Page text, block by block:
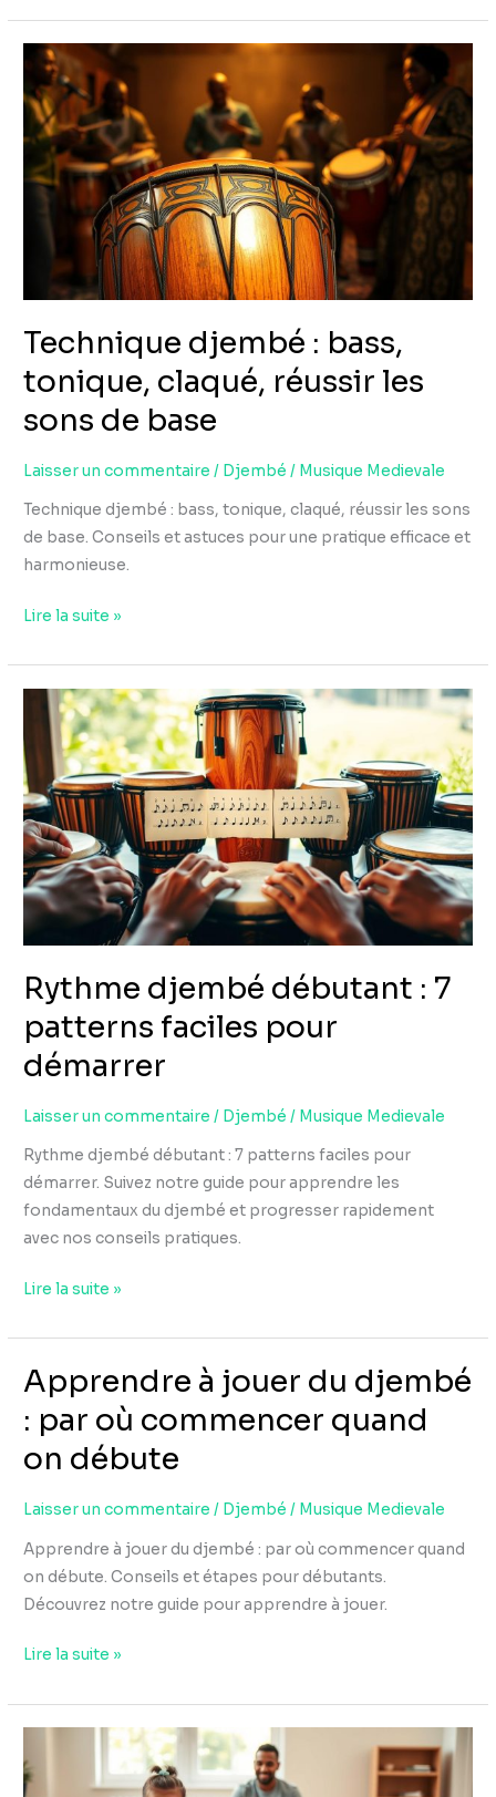
Technique djembé : bass,
tonique, claqué, réussir les
sons de base
Laisser un commentaire / Djembé / Musique Medievale
Technique djembé : bass, tonique, claqué, réussir les sons
de base. Conseils et astuces pour une pratique efficace et
harmonieuse.
Technique
djembé
:
bass,
tonique,
claqué,
sons
de
base
Lire la suite »
Rythme djembé débutant : 7
patterns faciles pour
démarrer
Laisser un commentaire / Djembé / Musique Medievale
Rythme djembé débutant : 7 patterns faciles pour
démarrer. Suivez notre guide pour apprendre les
fondamentaux du djembé et progresser rapidement
avec nos conseils pratiques.
Rythme
djembé
débutant
:
7
patterns
faciles
pour
démarrer
Lire la suite »
Apprendre à jouer du djembé
: par où commencer quand
on débute
Laisser un commentaire / Djembé / Musique Medievale
Apprendre à jouer du djembé : par où commencer quand
on débute. Conseils et étapes pour débutants.
Découvrez notre guide pour apprendre à jouer.
Apprendre
jouer
du
:
par
commencer
on
Lire la suite »
pour